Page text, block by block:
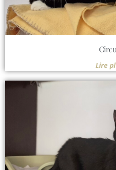
Lire